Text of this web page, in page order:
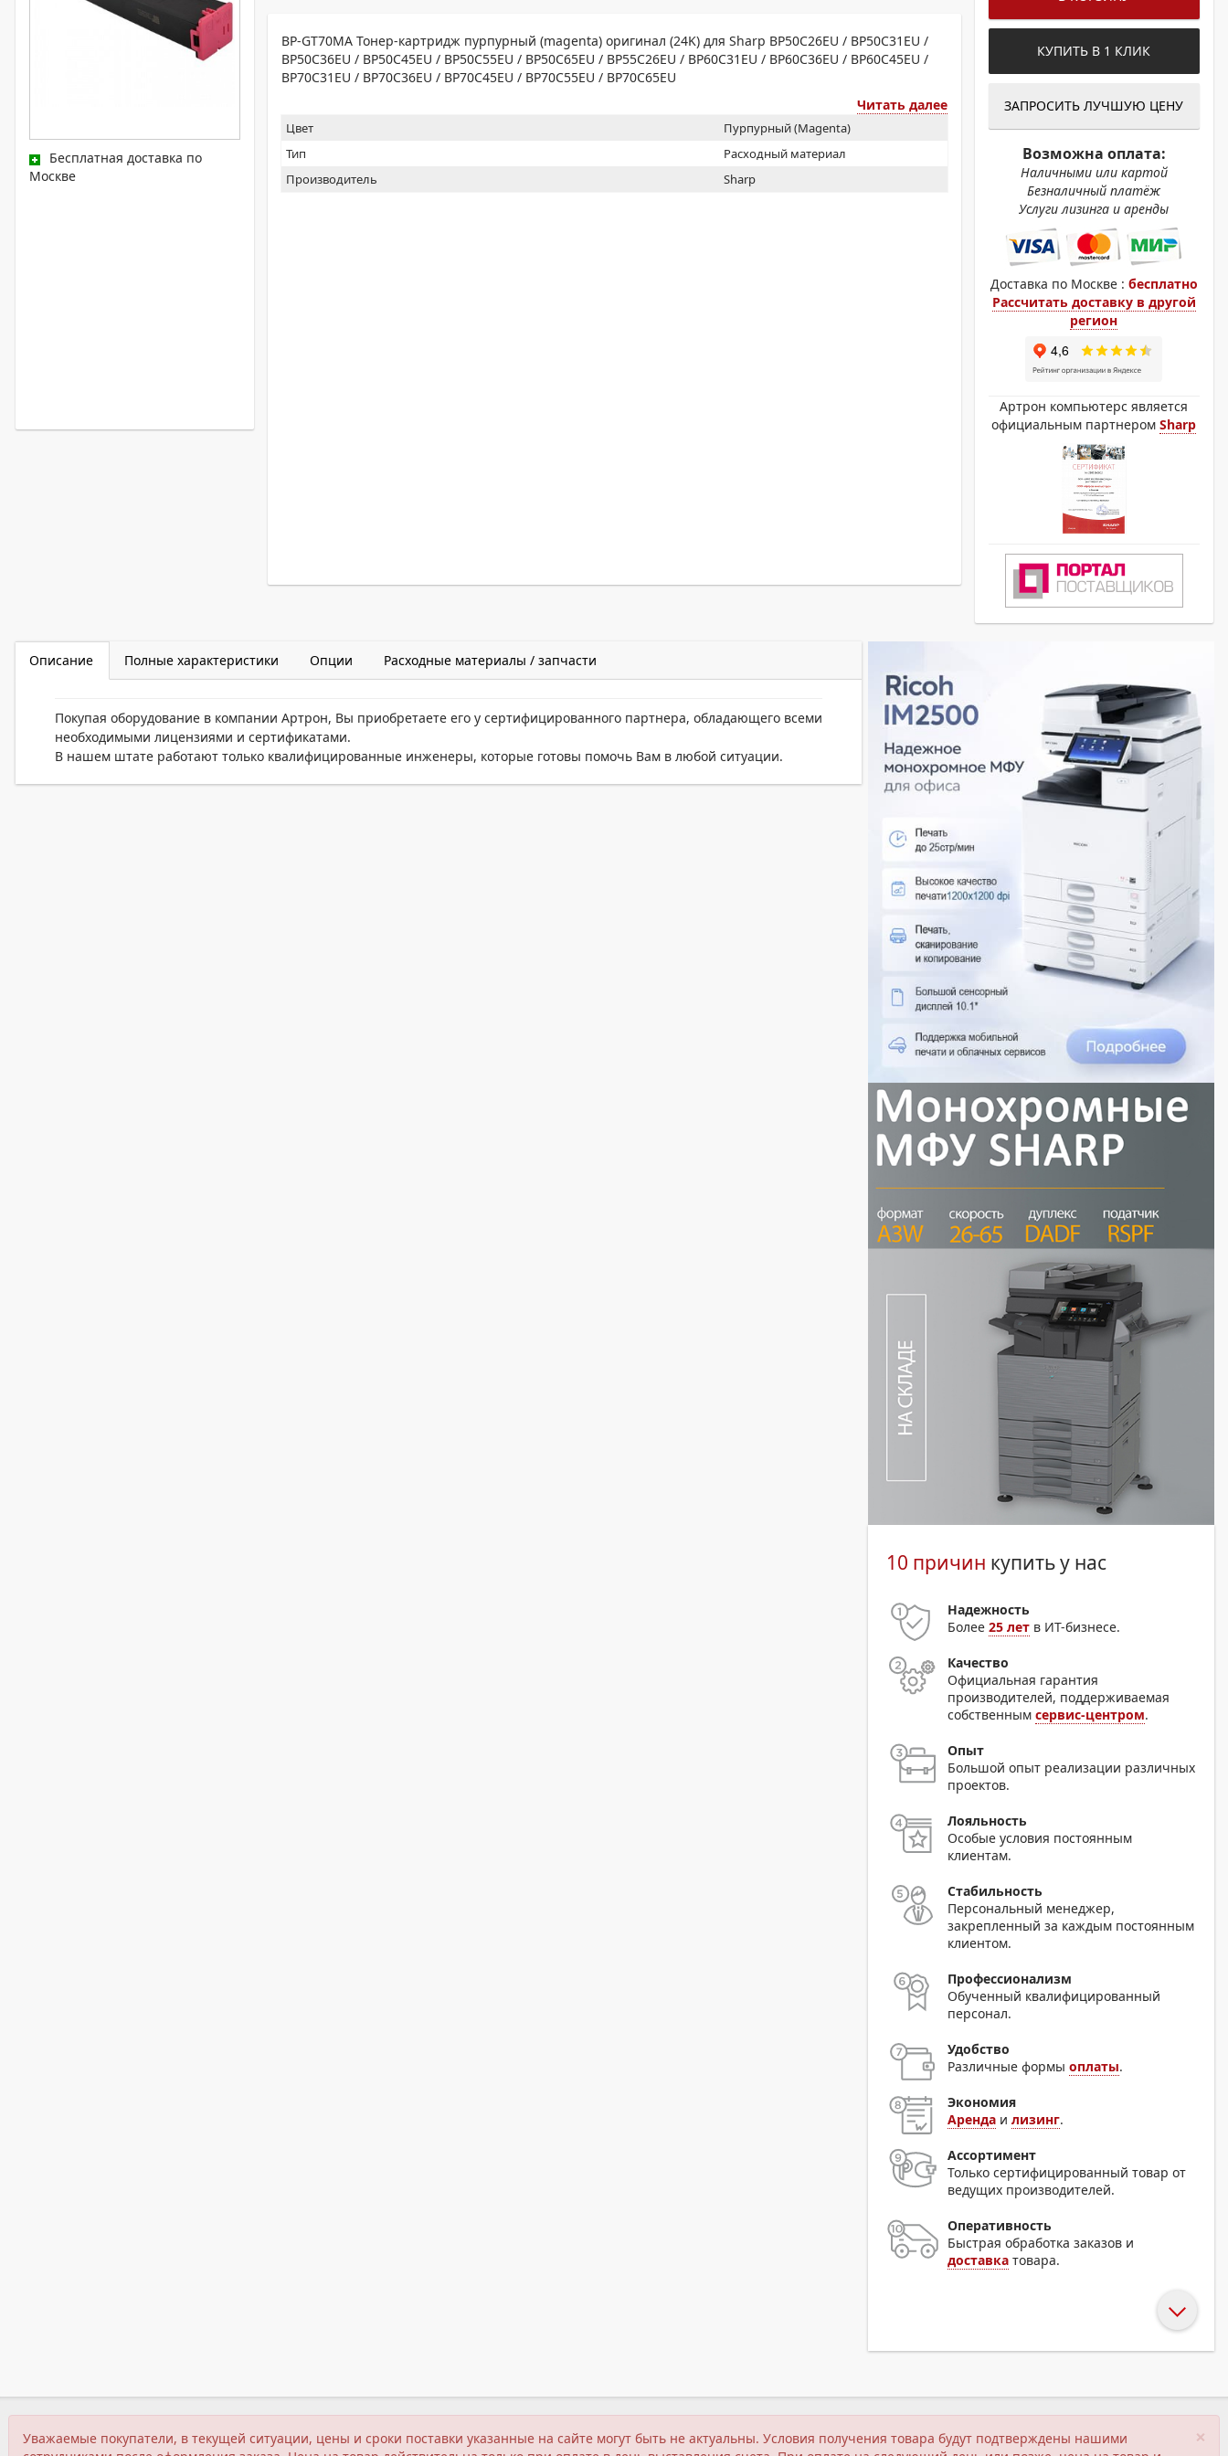
Бесплатная доставка по
Москве
BP-GT70MA Тонер-картридж пурпурный (magenta) оригинал (24K) для Sharp BP50C26EU / BP50C31EU /
BP50C36EU / BP50C45EU / BP50C55EU / BP50C65EU / BP55C26EU / BP60C31EU / BP60C36EU / BP60C45EU /
BP70C31EU / BP70C36EU / BP70C45EU / BP70C55EU / BP70C65EU
Читать далее
Цвет
Пурпурный (Magenta)
Тип
Расходный материал
Производитель
Sharp
КУПИТЬ В 1 КЛИК
ЗАПРОСИТЬ ЛУЧШУЮ ЦЕНУ
Возможна оплата:
Наличными или картой
Безналичный платёж
Услуги лизинга и аренды
Доставка по Москве : бесплатно
Рассчитать доставку в другой
регион
Артрон компьютерс является
официальным партнеромSharp
Описание Полные характеристики Опции Расходные материалы / запчасти
Покупая оборудование в компании Артрон, Вы приобретаете его у сертифицированного партнера, обладающего всеми
необходимыми лицензиями и сертификатами.
В нашем штате работают только квалифицированные инженеры, которые готовы помочь Вам в любой ситуации.
10 причин купить у нас
Надежность
Более25 лет в ИТ-бизнесе.
Качество
Официальная гарантия
производителей, поддерживаемая
собственнымсервис-центром.
Опыт
Большой опыт реализации различных
проектов.
Лояльность
Особые условия постоянным
клиентам.
Стабильность
Персональный менеджер,
закрепленный за каждым постоянным
клиентом.
Профессионализм
Обученный квалифицированный
персонал.
Удобство
Различные формыоплаты.
Экономия
Аренда илизинг.
Ассортимент
Только сертифицированный товар от
ведущих производителей.
Оперативность
Быстрая обработка заказов и
доставка товара.
×
Уважаемые покупатели, в текущей ситуации, цены и сроки поставки указанные на сайте могут быть не актуальны. Условия получения товара будут подтверждены нашими